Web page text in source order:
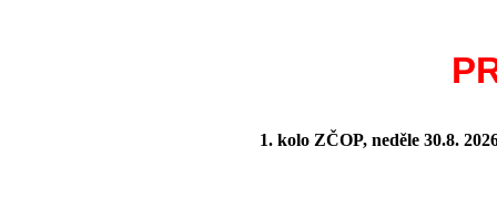
1. kolo ZČOP, neděle 30.8.